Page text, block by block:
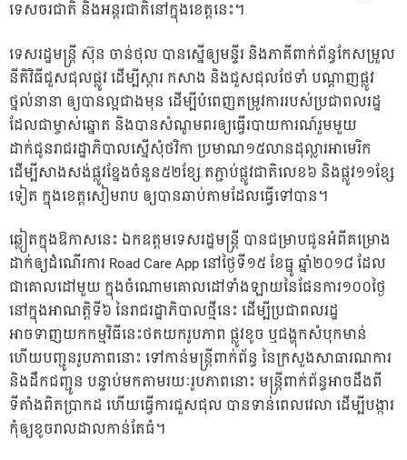
ទេសចរជាតិ និងអន្តរជាតិនៅក្នុងខេត្តនេះ។
ទេសរដ្ឋមន្ត្រី ស៊ុន ចាន់ថុល បានស្នើឲ្យមន្ទីរ និងភាគីពាក់ព័ន្ធកែសម្រួល
នីតិវិធីជួសជុលផ្លូវ ដើម្បីស្តារ កសាង និងជួសជុលថែទាំ បណ្តាញផ្លូវ
ថ្នល់នានា ឲ្យបានល្អជាងមុន ដើម្បីបំពេញតម្រូវការរបស់ប្រជាពលរដ្ឋ
ដែលជាម្ចាស់ឆ្នោត និងបានសំណូមពរឲ្យធ្វើរបាយការណ៍រួមមួយ
ដាក់ជូនរាជរដ្ឋាភិបាលស្នើសុំថវិកា ប្រមាណ១៥លានដុល្លារ​អាមេរិក
ដើម្បីសាងសង់ផ្លូវខ្នែងចំនួន៥២ខ្សែ តភ្ជាប់ផ្លូវជាតិលេខ៦ និងផ្លូវ​១១ខ្សែ
ទៀត ក្នុងខេត្តសៀមរាប ឲ្យបានឆាប់តាមដែលធ្វើទៅបាន។
ឆ្លៀតក្នុងឱកាសនេះ ឯកឧត្តមទេសរដ្ឋមន្ត្រី បានជម្រាបជូនអំពីគម្រោង
ដាក់ឲ្យដំណើរការ Road Care App នៅថ្ងៃទី១៥ ខែធ្នូ ឆ្នាំ២០១៨ ដែល
ជាគោលដៅមួយ ក្នុងចំណោមគោលដៅទាំងឡាយនៃផែនការ​១០០ថ្ងៃ
នៅក្នុងអាណត្តិទី៦ នៃរាជរដ្ឋាភិបាលថ្មីនេះ ដើម្បីប្រជាពលរដ្ឋ
អាចទាញយកកម្មវិធីនេះថតយករូបភាព ផ្លូវខូច ឬជង្ហុកសំបុកមាន់
ហើយបញ្ជូនរូបភាពនោះ ទៅកាន់មន្ត្រីពាក់ព័ន្ធ នៃក្រសួងសាធារណការ
និងដឹកជញ្ជូន បន្ទាប់មកតាមរយៈរូបភាពនោះ មន្ត្រីពាក់ព័ន្ធអាចដឹងពី
ទីតាំងពិតប្រាកដ ហើយធ្វើការជួសជុល បានទាន់ពេលវេលា ដើម្បីបង្ការ
កុំឲ្យខូចរាលដាលកាន់តែធំ។